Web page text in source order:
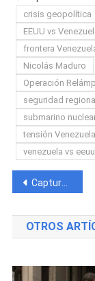
crisis geopolítica
EEUU vs
frontera
Nicolás Maduro
Operación
seguridad
submarino
tensión
venezuela vs eeuu
de
entradas
Capturan al presunto autor de un asesinato ocultado en un contenedor de basura en Santiago de Cuba
OTROS